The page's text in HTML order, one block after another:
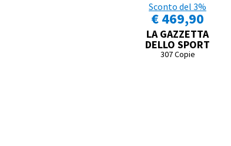
Sconto del 3%
€ 469,90
LA GAZZETTA
DELLO SPORT
307 Copie